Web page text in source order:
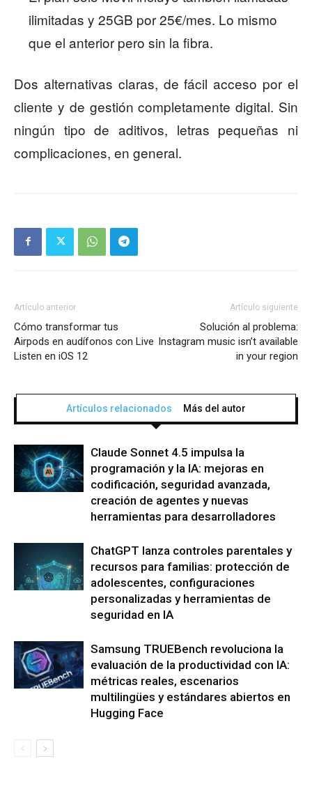
ilimitadas y 25GB por 25€/mes. Lo mismo
que el anterior pero sin la fibra.
Dos alternativas claras, de fácil acceso por el
cliente y de gestión completamente digital. Sin
ningún tipo de aditivos, letras pequeñas ni
complicaciones, en general.
Artículo anterior
Cómo transformar tus
Airpods en audífonos con Live
Listen en iOS 12
Artículo siguiente
Solución al problema:
Instagram music isn’t available
in your region
Artículos relacionados Más del autor
Claude Sonnet 4.5 impulsa la
programación y la IA: mejoras en
codificación, seguridad avanzada,
creación de agentes y nuevas
herramientas para desarrolladores
ChatGPT lanza controles parentales y
recursos para familias: protección de
adolescentes, configuraciones
personalizadas y herramientas de
seguridad en IA
Samsung TRUEBench revoluciona la
evaluación de la productividad con IA:
métricas reales, escenarios
multilingües y estándares abiertos en
Hugging Face